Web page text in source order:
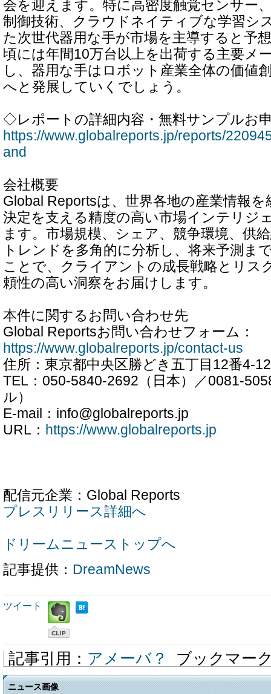
会を迎えます。特に高密度触覚センサー
制御技術、クラウドネイティブな学習シ
た次世代器用な手が市場を主導すると予
頃には年間10万台以上を出荷する主要メ
し、器用な手はロボット産業全体の価値
へと発展していくでしょう。
◇レポートの詳細内容・無料サンプルお
https://www.globalreports.jp/reports/
and
会社概要
Global Reportsは、世界各地の産業情報
決定を支える精度の高い市場インテリジ
ます。市場規模、シェア、競争環境、供
トレンドを多角的に分析し、将来予測ま
ことで、クライアントの成長戦略とリス
頼性の高い洞察をお届けします。
本件に関するお問い合わせ先
Global Reportsお問い合わせフォーム：
https://www.globalreports.jp/contact-us
住所：東京都中央区勝どき五丁目12番4-
TEL：050-5840-2692（日本）／0081-
ル）
E-mail：info@globalreports.jp
URL： https://www.globalreports.jp
配信元企業：Global Reports
プレスリリース詳細へ
ドリームニューストップへ
記事提供： DreamNews
ツイート
記事引用： アメーバ？ ブックマー
ニュース画像